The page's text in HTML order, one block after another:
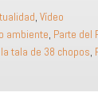
, Vídeo
ambiente, Parte del
tala de 38 chopos,